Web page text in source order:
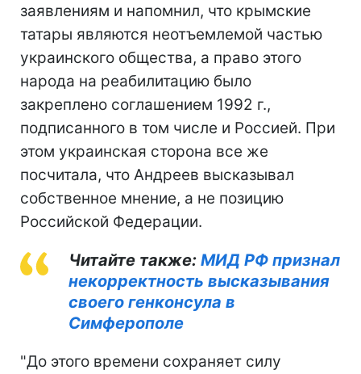
заявлениям и напомнил, что крымские
татары являются неотъемлемой частью
украинского общества, а право этого
народа на реабилитацию было
закреплено соглашением 1992 г.,
подписанного в том числе и Россией. При
этом украинская сторона все же
посчитала, что Андреев высказывал
собственное мнение, а не позицию
Российской Федерации.
Читайте также: МИД РФ признал
некорректность высказывания
своего генконсула в
Симферополе
"До этого времени сохраняет силу